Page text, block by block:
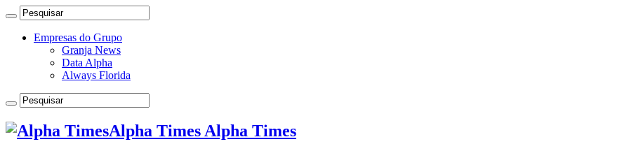
Empresas do Grupo
Granja News
Data Alpha
Always Florida
Alpha Times Alpha Times